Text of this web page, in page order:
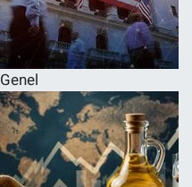
Genel